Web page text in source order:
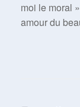
moi le moral
amour du